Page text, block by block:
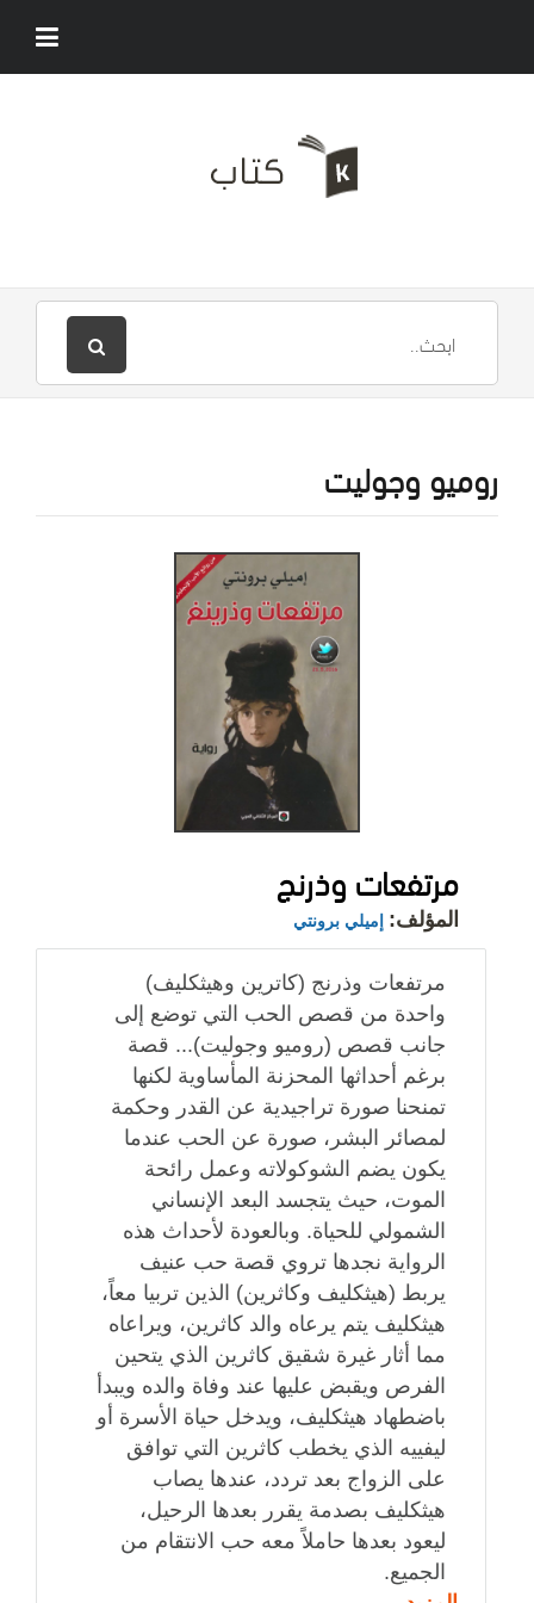
روميو وجوليت
مرتفعات وذرنج
المؤلف: إميلي برونتي
مرتفعات وذرنج (كاترين وهيثكليف)
واحدة من قصص الحب التي توضع إلى
جانب قصص (روميو وجوليت)... قصة
برغم أحداثها المحزنة المأساوية لكنها
تمنحنا صورة تراجيدية عن القدر وحكمة
لمصائر البشر، صورة عن الحب عندما
يكون يضم الشوكولاته وعمل رائحة
الموت، حيث يتجسد البعد الإنساني
الشمولي للحياة. وبالعودة لأحداث هذه
الرواية نجدها تروي قصة حب عنيف
يربط (هيثكليف وكاثرين) الذين تربيا معاً،
هيثكليف يتم يرعاه والد كاثرين، ويراعاه
مما أثار غيرة شقيق كاثرين الذي يتحين
الفرص ويقبض عليها عند وفاة والده ويبدأ
باضطهاد هيثكليف، ويدخل حياة الأسرة أو
ليفييه الذي يخطب كاثرين التي توافق
على الزواج بعد تردد، عندها يصاب
هيثكليف بصدمة يقرر بعدها الرحيل،
ليعود بعدها حاملاً معه حب الانتقام من
الجميع.